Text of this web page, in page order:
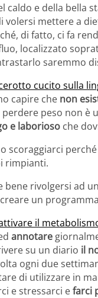
caldo e della
volersi mettere a
di fatto, ci fa
localizzato
saremmo
cucito sulla
capire che non
perdere peso non è
e laborioso che
scoraggiarci
rimpianti.
bene rivolgersi ad un
un
il
annotare
su un diario il
ogni due
di utilizzare in
e stressarci efarci